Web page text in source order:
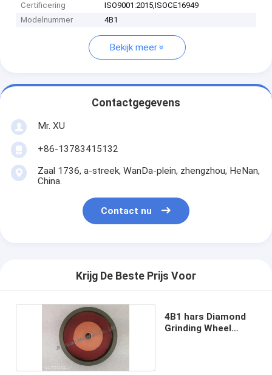
Certificering
ISO9001:2015,ISOCE16949
Modelnummer
4B1
Bekijk meer
Contactgegevens
Mr. XU
+86-13783415132
Zaal 1736, a-streek, WanDa-plein, zhengzhou, HeNan,
China.
Contact nu
Krijg De Beste Prijs Voor
4B1 hars Diamond
Grinding Wheel